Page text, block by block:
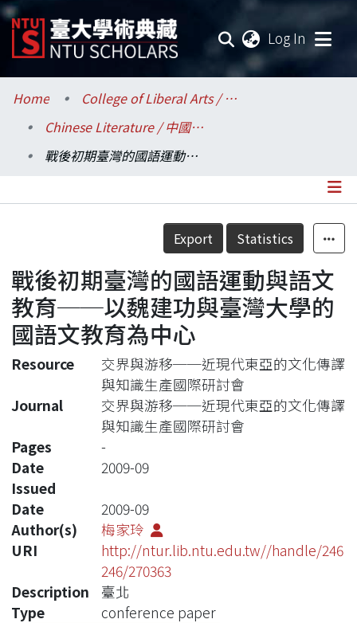
Log In
Communities & Collections
Research Outputs
Statistics
Home
College of Liberal Arts / 文學院
Chinese Literature / 中國文學系
戰後初期臺灣的國語運動與語文教育──以魏建功與臺灣大學的國語文教育為中心
Details
Export Statistics
戰後初期臺灣的國語運動與語文
教育──以魏建功與臺灣大學的
國語文教育為中心
Resource
交界與游移──近現代東亞的文化傳譯
與知識生產國際研討會
Journal
交界與游移──近現代東亞的文化傳譯
與知識生產國際研討會
Pages
-
Date
Issued
2009-09
Date
2009-09
Author(s)
梅家玲
URI
http://ntur.lib.ntu.edu.tw//handle/246
246/270363
Description
臺北
Type
conference paper